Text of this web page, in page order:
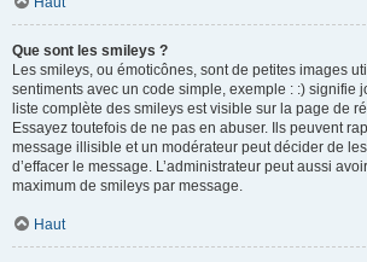
Que sont les smileys ?
Les smileys, ou émoticônes, sont de petites images
sentiments avec un code simple, exemple : :) signifie
liste complète des smileys est visible sur la page de
Essayez toutefois de ne pas en abuser. Ils peuvent
message illisible et un modérateur peut décider de
d’effacer le message. L’administrateur peut aussi
maximum de smileys par message.
Haut